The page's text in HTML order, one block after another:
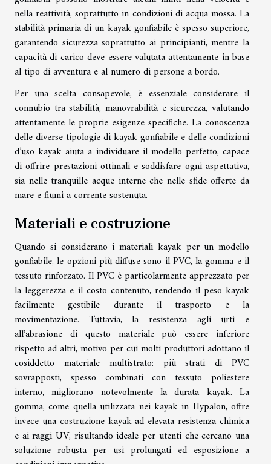
nella reattività, soprattutto in condizioni di acqua mossa. La
stabilità primaria di un kayak gonfiabile è spesso superiore,
garantendo sicurezza soprattutto ai principianti, mentre la
capacità di carico deve essere valutata attentamente in base
al tipo di avventura e al numero di persone a bordo.
Per una scelta consapevole, è essenziale considerare il
connubio tra stabilità, manovrabilità e sicurezza, valutando
attentamente le proprie esigenze specifiche. La conoscenza
delle diverse tipologie di kayak gonfiabile e delle condizioni
d’uso kayak aiuta a individuare il modello perfetto, capace
di offrire prestazioni ottimali e soddisfare ogni aspettativa,
sia nelle tranquille acque interne che nelle sfide offerte da
mare e fiumi a corrente sostenuta.
Materiali e costruzione
Quando si considerano i materiali kayak per un modello
gonfiabile, le opzioni più diffuse sono il PVC, la gomma e il
tessuto rinforzato. Il PVC è particolarmente apprezzato per
la leggerezza e il costo contenuto, rendendo il peso kayak
facilmente gestibile durante il trasporto e la
movimentazione. Tuttavia, la resistenza agli urti e
all’abrasione di questo materiale può essere inferiore
rispetto ad altri, motivo per cui molti produttori adottano il
cosiddetto materiale multistrato: più strati di PVC
sovrapposti, spesso combinati con tessuto poliestere
interno, migliorano notevolmente la durata kayak. La
gomma, come quella utilizzata nei kayak in Hypalon, offre
invece una costruzione kayak ad elevata resistenza chimica
e ai raggi UV, risultando ideale per utenti che cercano una
soluzione robusta per usi prolungati ed esposizione a